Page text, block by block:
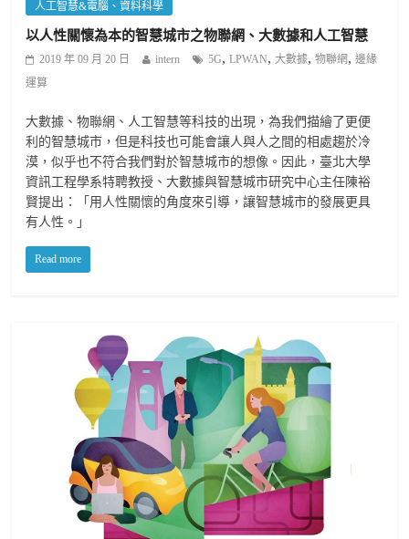
人工智慧&電腦、資料科學
以人性關懷為本的智慧城市之物聯網、大數據和人工智慧
2019 年 09 月 20 日 intern 5G,LPWAN,大數據,物聯網,邊緣
運算
大數據、物聯網、人工智慧等科技的出現，為我們描繪了更便
利的智慧城市，但是科技也可能會讓人與人之間的相處趨於冷
漠，似乎也不符合我們對於智慧城市的想像。因此，臺北大學
資訊工程學系特聘教授、大數據與智慧城市研究中心主任陳裕
賢提出：「用人性關懷的角度來引導，讓智慧城市的發展更具
有人性。」
Read more